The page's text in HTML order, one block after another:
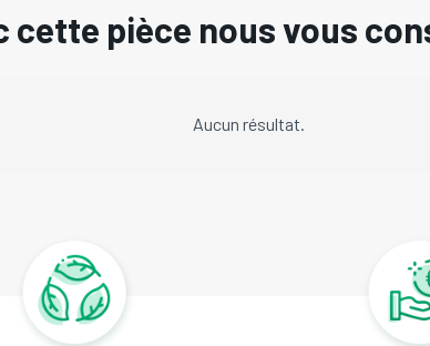
cette pièce nous vous
Aucun résultat.